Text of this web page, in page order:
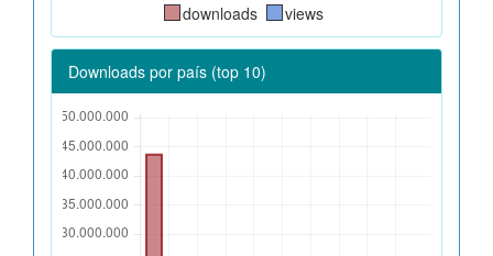
downloads views
Downloads por país (top 10)